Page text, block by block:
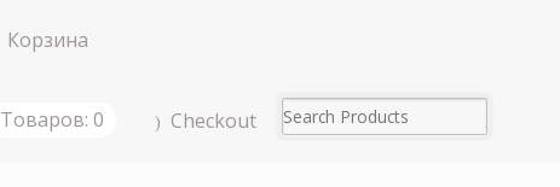
Корзина
Товаров: 0 Checkout